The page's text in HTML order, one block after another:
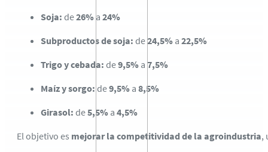
Soja: de26% a 24%
Subproductos de soja: de 24,5% a 22,5%
Trigo y cebada: de9,5% a 7,5%
Maíz y sorgo: de9,5% a 8,5%
Girasol: de5,5% a 4,5%
El objetivo es mejorar la competitividad de la agroindustria,